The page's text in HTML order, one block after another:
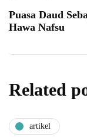
Puasa Daud
Hawa Nafsu
Related
artikel